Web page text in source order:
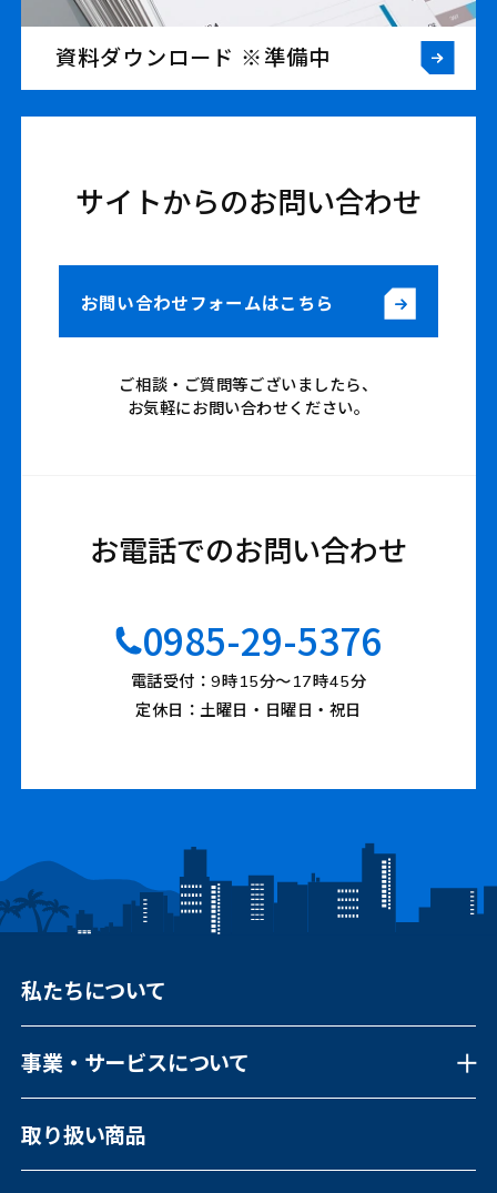
資料ダウンロード ※準備中
サイトからのお問い合わせ
お問い合わせフォームはこちら
ご相談・ご質問等ございましたら、
お気軽にお問い合わせください。
お電話でのお問い合わせ
0985-29-5376
電話受付：9時15分〜17時45分
定休日：土曜日・日曜日・祝日
私たちについて
事業・サービスについて
事業・サービスについて一覧
福祉向けソフトウェア
コンピュータ・OA機器販売
取り扱い商品